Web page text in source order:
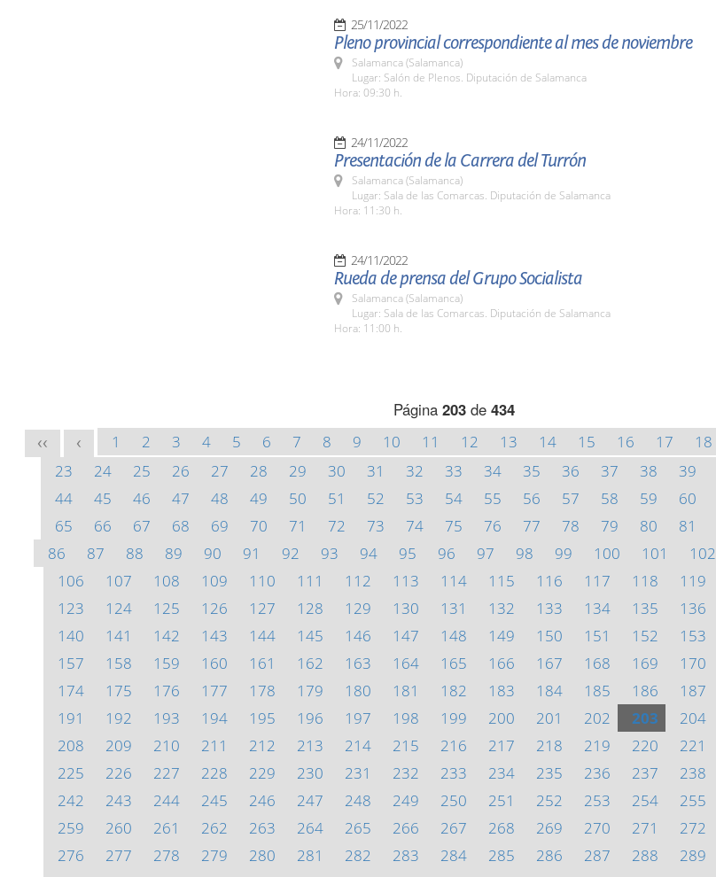
25/11/2022
Pleno provincial correspondiente al mes de noviembre
Salamanca (Salamanca)
Lugar: Salón de Plenos. Diputación de Salamanca
Hora: 09:30 h.
24/11/2022
Presentación de la Carrera del Turrón
Salamanca (Salamanca)
Lugar: Sala de las Comarcas. Diputación de Salamanca
Hora: 11:30 h.
24/11/2022
Rueda de prensa del Grupo Socialista
Salamanca (Salamanca)
Lugar: Sala de las Comarcas. Diputación de Salamanca
Hora: 11:00 h.
Página 203de 434
<< < 1 2 3 4 5 6 7 8 9 10 11 12 13 14 15 16 17 18
23
24 25 26 27 28 29 30 31 32 33 34 35 36 37 38 39
44
45 46 47 48 49 50 51 52 53 54 55 56 57 58 59 60
65
66 67 68 69 70 71 72 73 74 75 76 77 78 79 80 81
86
87 88 89 90 91 92 93 94 95 96 97 98 99 100 101 102
106
107 108 109 110 111 112 113 114 115 116 117 118 119
123
124 125 126 127 128 129 130 131 132 133 134 135 136
140
141 142 143 144 145 146 147 148 149 150 151 152 153
157
158 159 160 161 162 163 164 165 166 167 168 169 170
174
175 176 177 178 179 180 181 182 183 184 185 186 187
191
192 193 194 195 196 197 198 199 200 201 202 203 204
208
209 210 211 212 213 214 215 216 217 218 219 220 221
225
226 227 228 229 230 231 232 233 234 235 236 237 238
242
243 244 245 246 247 248 249 250 251 252 253 254 255
259
260 261 262 263 264 265 266 267 268 269 270 271 272
276
277 278 279 280 281 282 283 284 285 286 287 288 289